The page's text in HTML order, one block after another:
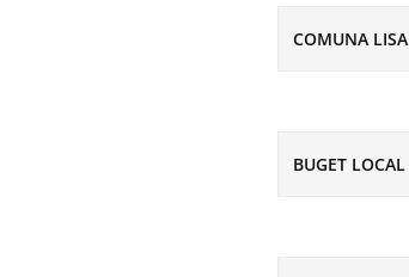
COMUNA LISA
BUGET LOCAL